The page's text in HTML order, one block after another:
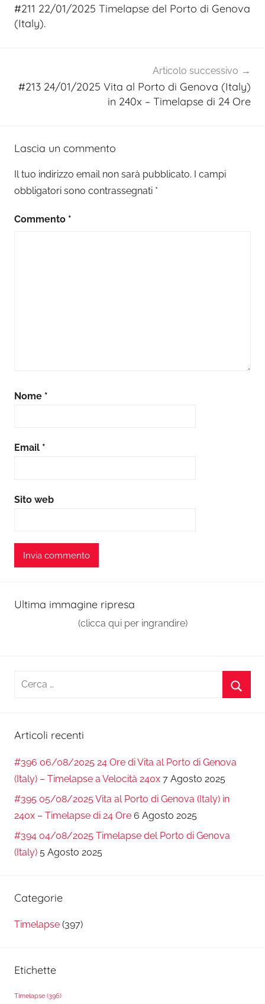
#211 22/01/2025 Timelapse del Porto di Genova
(Italy).
Articolo successivo
#213 24/01/2025 Vita al Porto di Genova (Italy)
in 240x – Timelapse di 24 Ore
Lascia un commento
Il tuo indirizzo email non sarà pubblicato. I campi
obbligatori sono contrassegnati *
Commento *
Nome *
Email *
Sito web
Ultima immagine ripresa
(clicca qui per ingrandire)
Ricerca
Articoli recenti
#396 06/08/2025 24 Ore di Vita al Porto di Genova
(Italy) – Timelapse a Velocità 240x 7 Agosto 2025
#395 05/08/2025 Vita al Porto di Genova (Italy) in
240x – Timelapse di 24 Ore 6 Agosto 2025
#394 04/08/2025 Timelapse del Porto di Genova
(Italy) 5 Agosto 2025
Categorie
Timelapse (397)
Etichette
Timelapse (396)